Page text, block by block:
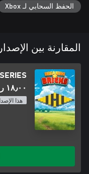
الحفظ السحابي لـ Xbox
المقارنة بين
١٨٫٠٠ ر.ق.‏
هذا